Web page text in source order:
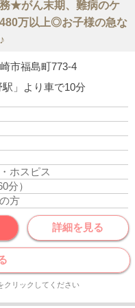
★がん末期、難病のケ
万以上◎お子様の急な
市福島町773-4
」より車で10分
ホスピス
分）
方
詳細を見る
クリックしてください